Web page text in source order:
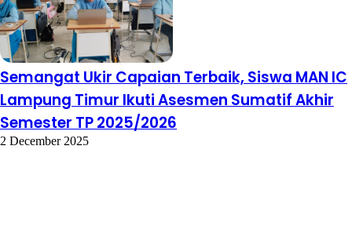
Semangat Ukir Capaian Terbaik, Siswa MAN IC
Lampung Timur Ikuti Asesmen Sumatif Akhir
Semester TP 2025/2026
2 December 2025